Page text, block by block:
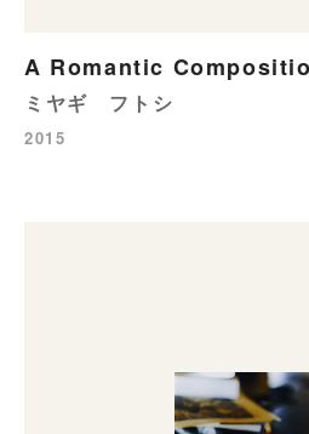
A Romantic
ミヤギ フトシ
2015